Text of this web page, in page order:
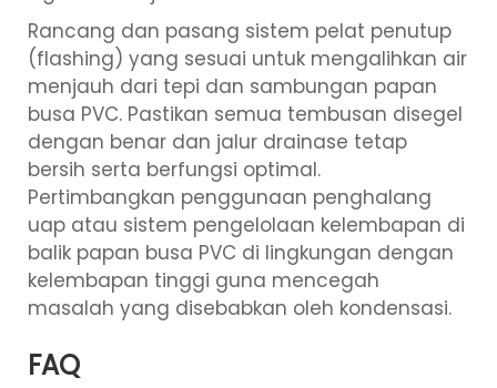
Rancang dan pasang sistem pelat penutup
(flashing) yang sesuai untuk mengalihkan air
menjauh dari tepi dan sambungan papan
busa PVC. Pastikan semua tembusan disegel
dengan benar dan jalur drainase tetap
bersih serta berfungsi optimal.
Pertimbangkan penggunaan penghalang
uap atau sistem pengelolaan kelembapan di
balik papan busa PVC di lingkungan dengan
kelembapan tinggi guna mencegah
masalah yang disebabkan oleh kondensasi.
FAQ